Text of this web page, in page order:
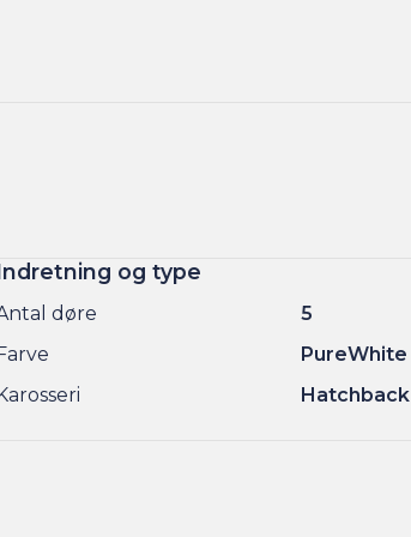
og type
døre
5
PureWhite
Hatchback